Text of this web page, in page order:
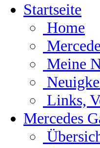
Startseite
Home
Meine
Links,
Mercedes